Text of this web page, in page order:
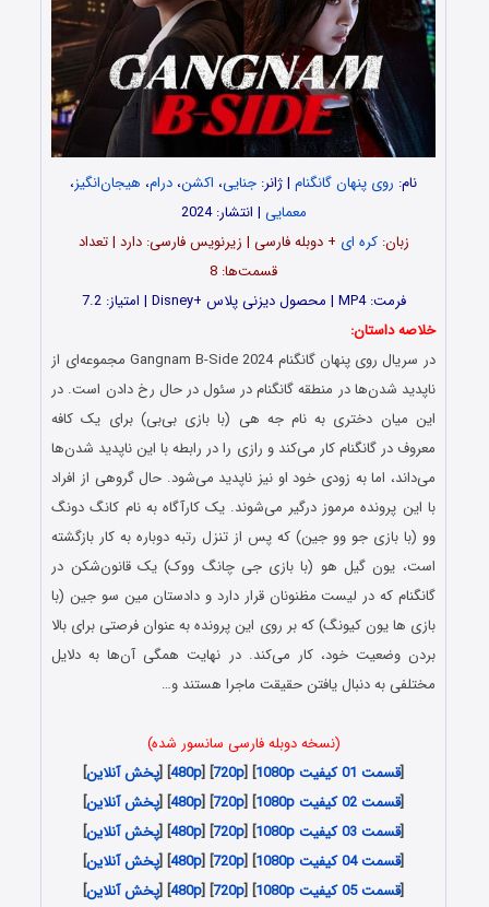
نام: روی پنهان گانگنام | ژانر: جنایی، اکشن، درام، هیجان‌انگیز،
معمایی | انتشار: 2024
زبان:کره ای + دوبله فارسی | زیرنویس فارسی: دارد | تعداد
قسمت‌‌‌ها: 8
فرمت: MP4 | محصول دیزنی پلاس +Disney | امتیاز: 7.2
خلاصه داستان:
در سریال روی پنهان گانگنام Gangnam B-Side 2024 مجموعه‌ای از
ناپدید شدن‌ها در منطقه گانگنام در سئول در حال رخ دادن است. در
این میان دختری به نام جه هی (با بازی بی‌بی) برای یک کافه
معروف در گانگنام کار می‌کند و رازی را در رابطه با این ناپدید شدن‌ها
می‌داند، اما به زودی خود او نیز ناپدید می‌شود. حال گروهی از افراد
با این پرونده مرموز درگیر می‌شوند. یک کارآگاه به نام کانگ دونگ
وو (با بازی جو وو جین) که پس از تنزل رتبه دوباره به کار بازگشته
است، یون گیل هو (با بازی جی چانگ ووک) یک قانون‌شکن در
گانگنام که در لیست مظنونان قرار دارد و دادستان مین سو جین (با
بازی ها یون کیونگ) که بر روی این پرونده به عنوان فرصتی برای بالا
بردن وضعیت خود، کار می‌کند. در نهایت همگی آن‌ها به دلایل
مختلفی به دنبال یافتن حقیقت ماجرا هستند و…
(نسخه دوبله فارسی سانسور شده)
[قسمت 01 کیفیت 1080p ] [
720p
] [
480p
] [پخش آنلاین]
[قسمت 02 کیفیت 1080p ] [
720p
] [
480p
] [پخش آنلاین]
[قسمت 03 کیفیت 1080p ] [
720p
] [
480p
] [پخش آنلاین]
[قسمت 04 کیفیت 1080p ] [
720p
] [
480p
] [پخش آنلاین]
[قسمت 05 کیفیت 1080p ] [
720p
] [
480p
] [پخش آنلاین]